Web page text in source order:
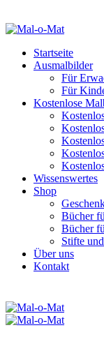
Startseite
Ausmalbilder
Für
Für
Kostenlose
Wissenswertes
Shop
Bücher
Bücher
Stifte
Über uns
Kontakt